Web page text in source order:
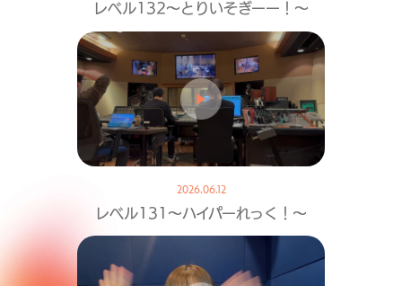
レベル132〜とりいそぎーー！〜
2026.06.12
レベル131〜ハイパーれっく！〜